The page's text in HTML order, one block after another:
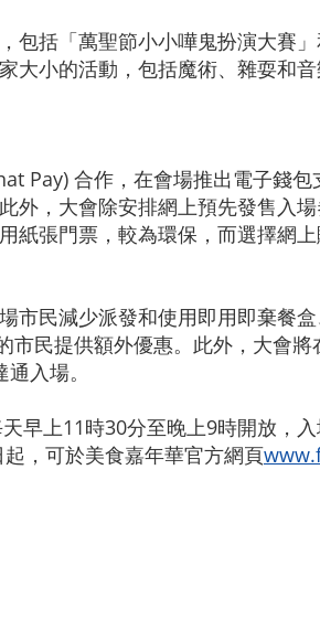
包括「萬聖節小小嘩鬼扮演大賽
小的活動，包括魔術、雜耍和
Pay) 合作，在會場推出電子錢
外，大會除安排網上預先發售入
紙張門票，較為環保，而選擇網
市民減少派發和使用即用即棄餐
民提供額外優惠。此外，大會
入場。
早上11時30分至晚上9時開放，
，可於美食嘉年華官方網頁